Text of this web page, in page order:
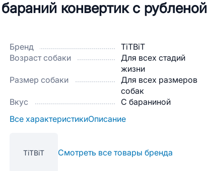
конвертик с
Бренд
TiTBiT
Возраст собаки
Для всех стадий
жизни
Размер собаки
Для всех размеров
собак
Вкус
С бараниной
Все характеристикиОписание
TiTBiT Смотреть все товары бренда